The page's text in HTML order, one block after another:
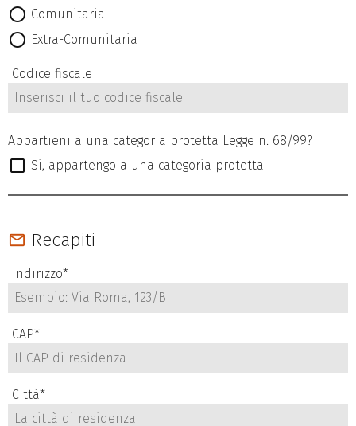
Comunitaria
Extra-Comunitaria
Codice fiscale
Appartieni a una categoria protetta Legge n. 68/99?
Si, appartengo a una categoria protetta
Recapiti
Indirizzo*
CAP*
Città*